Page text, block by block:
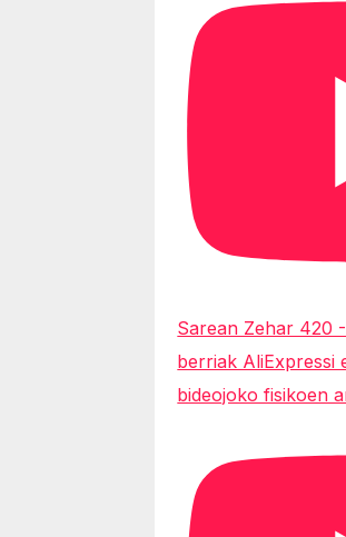
Sarean Zehar 420
berriak AliExpressi
bideojoko fisikoen